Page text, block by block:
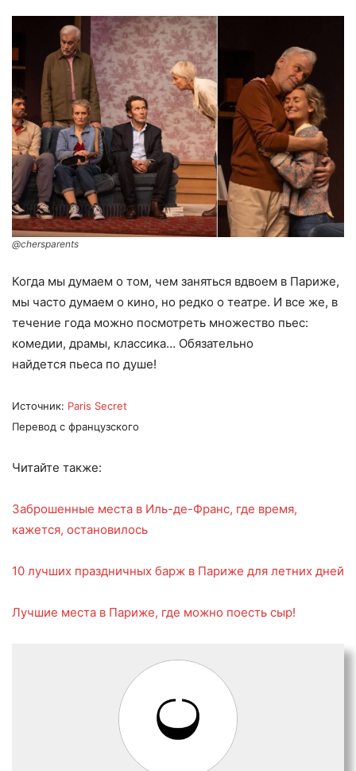
@chersparents
Когда мы думаем о том, чем заняться вдвоем в Париже,
мы часто думаем о кино, но редко о театре. И все же, в
течение года можно посмотреть множество пьес:
комедии, драмы, классика… Обязательно
найдется пьеса по душе!
Источник: Paris Secret
Перевод с французского
Читайте также:
Заброшенные места в Иль-де-Франс, где время,
кажется, остановилось
10 лучших праздничных барж в Париже для летних дней
Лучшие места в Париже, где можно поесть сыр!